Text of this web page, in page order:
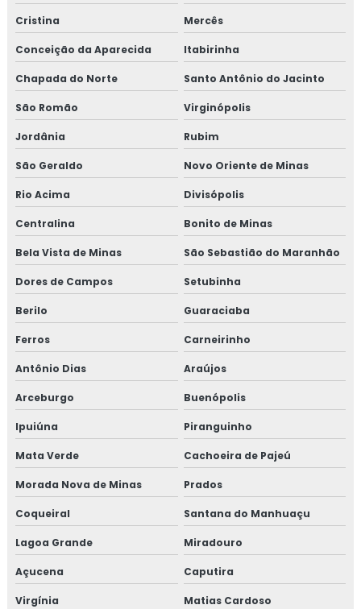
Cristina Mercês
Conceição da Aparecida Itabirinha
Chapada do Norte Santo Antônio do Jacinto
São Romão Virginópolis
Jordânia Rubim
São Geraldo Novo Oriente de Minas
Rio Acima Divisópolis
Centralina Bonito de Minas
Bela Vista de Minas São Sebastião do Maranhão
Dores de Campos Setubinha
Berilo Guaraciaba
Ferros Carneirinho
Antônio Dias Araújos
Arceburgo Buenópolis
Ipuiúna Piranguinho
Mata Verde Cachoeira de Pajeú
Morada Nova de Minas Prados
Coqueiral Santana do Manhuaçu
Lagoa Grande Miradouro
Açucena Caputira
Virgínia Matias Cardoso